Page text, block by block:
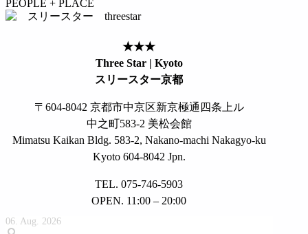
PEOPLE + PLACE
★★★
Three Star | Kyoto
スリースター京都
〒604-8042 京都市中京区新京極通四条上ル
中之町583-2 美松会館
Mimatsu Kaikan Bldg. 583-2, Nakano-machi Nakagyo-ku
Kyoto 604-8042 Jpn.
TEL. 075-746-5903
OPEN. 11:00 – 20:00
06. Aug. 2026